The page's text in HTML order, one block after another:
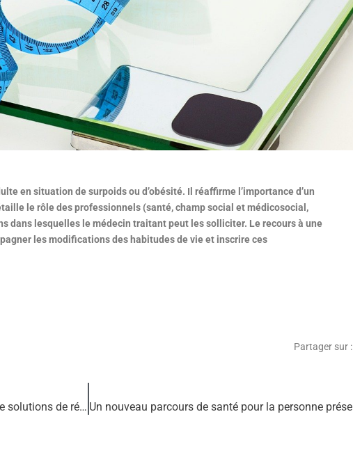
en situation de surpoids ou d’obésité. Il réaffirme l’importance d’un
le rôle des professionnels (santé, champ social et médicosocial,
dans lesquelles le médecin traitant peut les solliciter. Le recours à une
les modifications des habitudes de vie et inscrire ces
Partager sur :
Soutenir les aidants en levant les freins au développement de solutions de répit (IGAS)